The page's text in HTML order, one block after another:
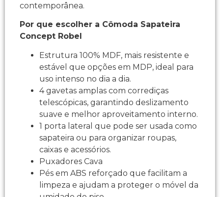
contemporânea.​
Por que escolher a Cômoda Sapateira
Concept Robel
Estrutura 100% MDF, mais resistente e
estável que opções em MDP, ideal para
uso intenso no dia a dia.​
4 gavetas amplas com corrediças
telescópicas, garantindo deslizamento
suave e melhor aproveitamento interno.​
1 porta lateral que pode ser usada como
sapateira ou para organizar roupas,
caixas e acessórios.​
Puxadores Cava
Pés em ABS reforçado que facilitam a
limpeza e ajudam a proteger o móvel da